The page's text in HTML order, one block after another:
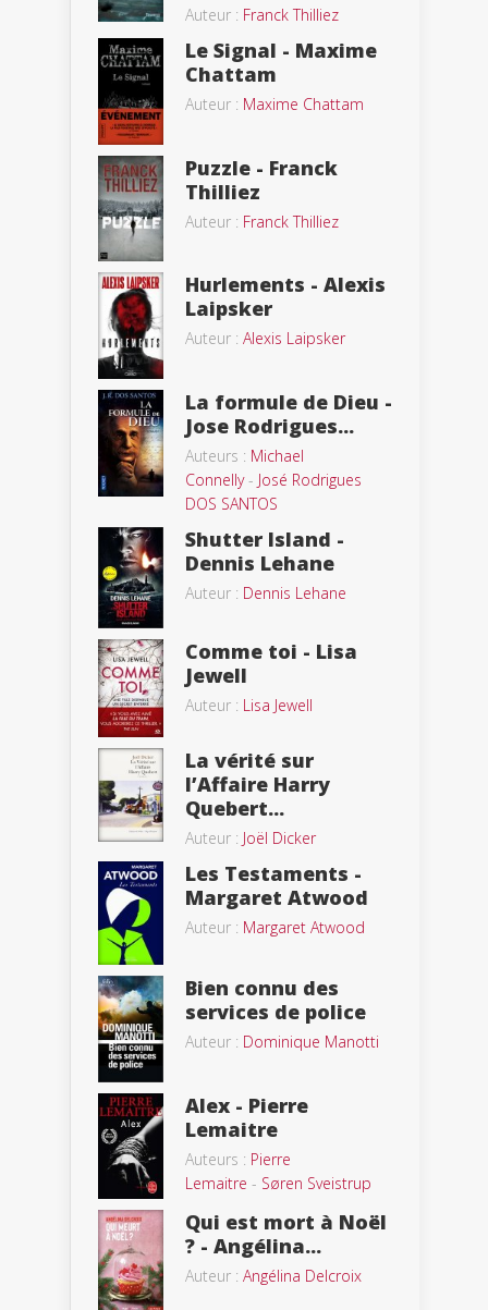
Auteur : Franck Thilliez
Le Signal - Maxime
Chattam
Auteur : Maxime Chattam
Puzzle - Franck
Thilliez
Auteur : Franck Thilliez
Hurlements - Alexis
Laipsker
Auteur : Alexis Laipsker
La formule de Dieu -
Jose Rodrigues...
Auteurs : Michael
Connelly- José Rodrigues
DOS SANTOS
Shutter Island -
Dennis Lehane
Auteur : Dennis Lehane
Comme toi - Lisa
Jewell
Auteur : Lisa Jewell
La vérité sur
l’Affaire Harry
Quebert...
Auteur : Joël Dicker
Les Testaments -
Margaret Atwood
Auteur : Margaret Atwood
Bien connu des
services de police
Auteur : Dominique Manotti
Alex - Pierre
Lemaitre
Auteurs : Pierre
Lemaitre - Søren Sveistrup
Qui est mort à Noël
? - Angélina...
Auteur : Angélina Delcroix